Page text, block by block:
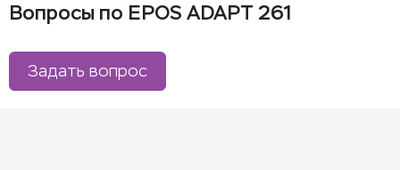
Вопросы по EPOS ADAPT 261
Задать вопрос